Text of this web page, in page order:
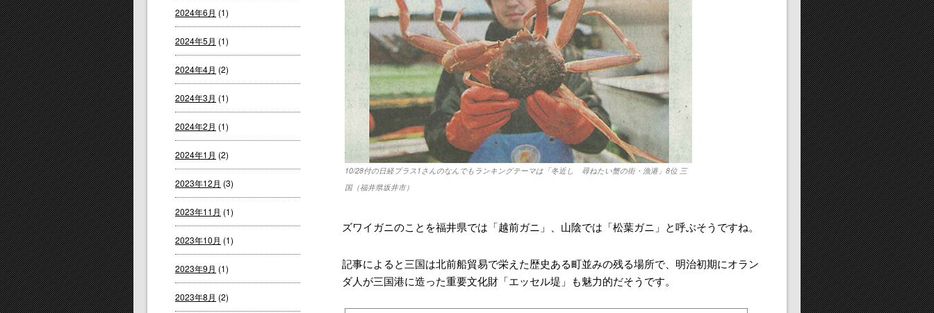
10/28付の日経プラス1さんのなんでもランキングテーマは「冬近し 尋ねたい蟹の街・漁港」8位 三
国（福井県坂井市）
ズワイガニのことを福井県では「越前ガニ」、山陰では「松葉ガニ」と呼ぶそうですね。
記事によると三国は北前船貿易で栄えた歴史ある町並みの残る場所で、明治初期にオラン
ダ人が三国港に造った重要文化財「エッセル堤」も魅力的だそうです。
2024年6月 (1)
2024年5月 (1)
2024年4月 (2)
2024年3月 (1)
2024年2月 (1)
2024年1月 (2)
2023年12月 (3)
2023年11月 (1)
2023年10月 (1)
2023年9月 (1)
2023年8月 (2)